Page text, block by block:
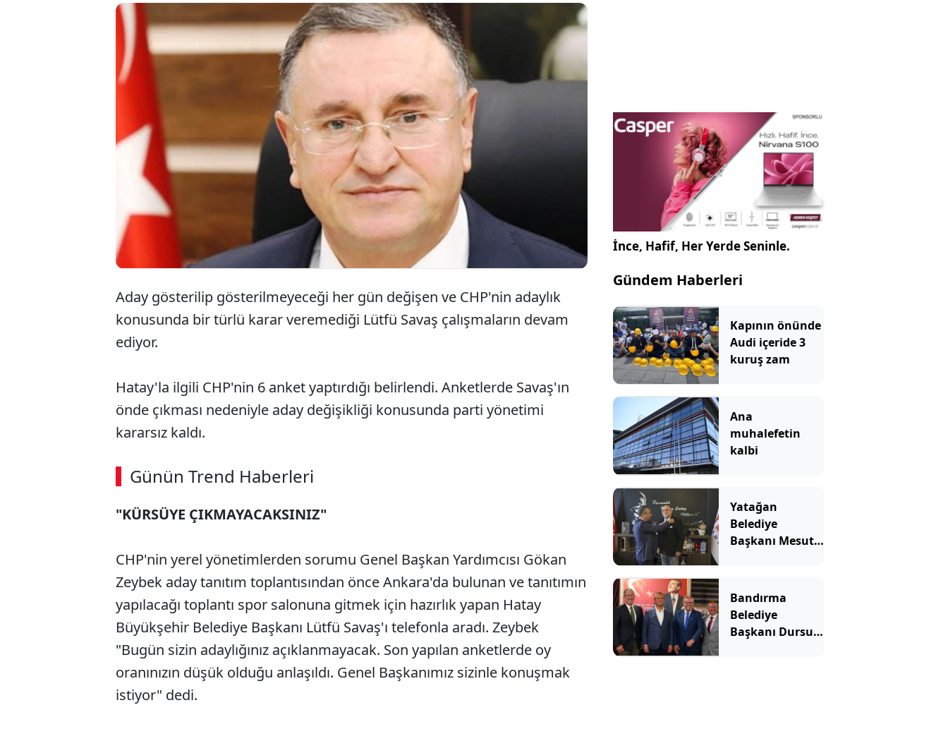
CHP'nin Ankara'da gerçekleştirdiği aday tanıtım toplantısına
çağrılan Hatay Büyükşehir Belediye Başkanı Lütfü Savaş'a dün
gece saat 01.00 civarında kürsüye çıkartılmayacağı bilgisinin
verildiği ortaya çıktı.
Aday gösterilip gösterilmeyeceği her gün değişen ve CHP'nin adaylık
konusunda bir türlü karar veremediği Lütfü Savaş çalışmaların devam
ediyor.
Hatay'la ilgili CHP'nin 6 anket yaptırdığı belirlendi. Anketlerde Savaş'ın
önde çıkması nedeniyle aday değişikliği konusunda parti yönetimi
kararsız kaldı.
Günün Trend Haberleri
"KÜRSÜYE ÇIKMAYACAKSINIZ"
CHP'nin yerel yönetimlerden sorumu Genel Başkan Yardımcısı Gökan
Zeybek aday tanıtım toplantısından önce Ankara'da bulunan ve tanıtımın
yapılacağı toplantı spor salonuna gitmek için hazırlık yapan Hatay
Büyükşehir Belediye Başkanı Lütfü Savaş'ı telefonla aradı. Zeybek
"Bugün sizin adaylığınız açıklanmayacak. Son yapılan anketlerde oy
oranınızın düşük olduğu anlaşıldı. Genel Başkanımız sizinle konuşmak
istiyor" dedi.
İnce, Hafif, Her Yerde Seninle.
Gündem Haberleri
Kapının önünde
Audi içeride 3
kuruş zam
Ana
muhalefetin
kalbi
Yatağan
Belediye
Başkanı Mesut
Bandırma
Belediye
Başkanı Dursun